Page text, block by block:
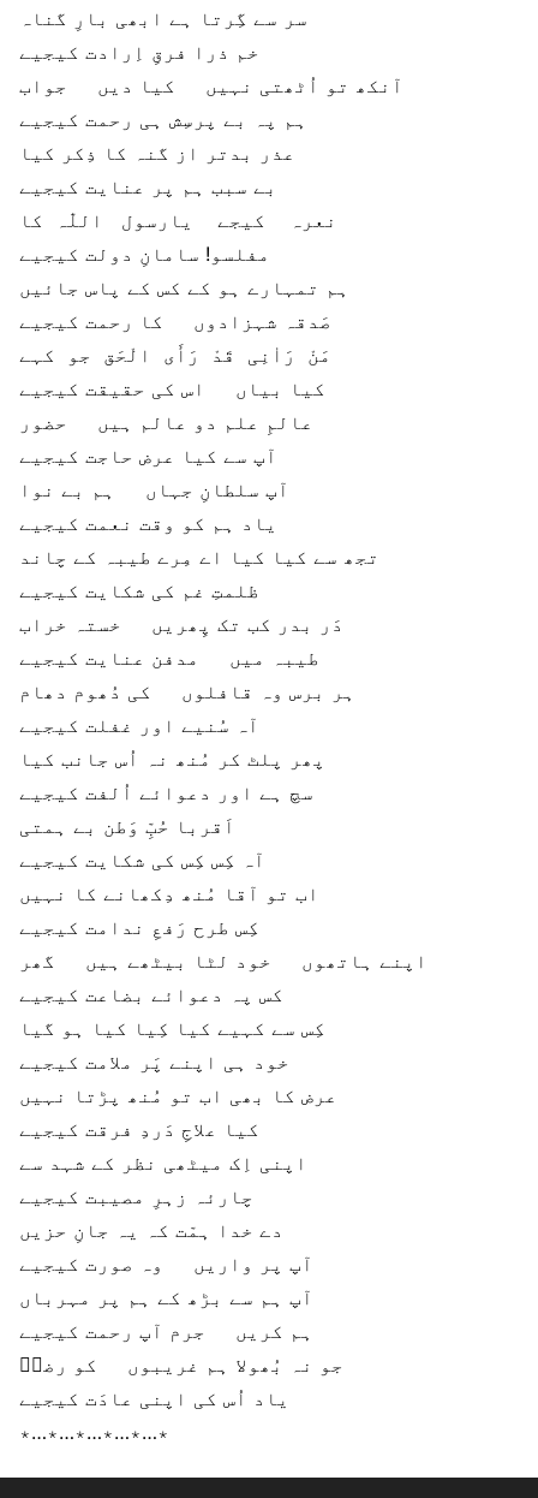
سر سے گِرتا ہے ابھی بارِ گناہ
خم ذرا فرقِ اِرادت کیجیے
آنکھ تو اُٹھتی نہیں کیا دیں جواب
ہم پہ بے پرسِش ہی رحمت کیجیے
عذر بدتر از گنہ کا ذِکر کیا
بے سبب ہم پر عنایت کیجیے
نعرہ کیجے یارسول اللّٰہ کا
مفلسو! سامانِ دولت کیجیے
صَدقہ شہزادوں کا رحمت کیجیے
مَنْ رَاٰنِی قَدْ رَأَی الْحَق جو کہے
کیا بیاں اس کی حقیقت کیجیے
عالمِ علم دو عالم ہیں حضور
آپ سے کیا عرض حاجت کیجیے
آپ سلطانِ جہاں ہم بے نوا
یاد ہم کو وقت نعمت کیجیے
تجھ سے کیا کیا اے مِرے طیبہ کے چاند
ظلمتِ غم کی شکایت کیجیے
دَر بدر کب تک پِھریں خستہ خراب
طیبہ میں مدفن عنایت کیجیے
ہر برس وہ قافلوں کی دُھوم دھام
آہ سُنیے اور غفلت کیجیے
پھر پلٹ کر مُنھ نہ اُس جانب کیا
سچ ہے اور دعوائے اُلفت کیجیے
اَقربا حُبِّ وَطن بے ہمتی
آہ کِس کِس کی شکایت کیجیے
کِس طرح رَفعِ ندامت کیجیے
اپنے ہاتھوں خود لٹا بیٹھے ہیں گھر
کس پہ دعوائے بضاعت کیجیے
کِس سے کہیے کیا کِیا کیا ہو گیا
خود ہی اپنے پَر ملامت کیجیے
کیا علاجِ دَردِ فرقت کیجیے
اپنی اِک میٹھی نظر کے شہد سے
چارئہ زہرِ مصیبت کیجیے
آپ پر واریں وہ صورت کیجیے
ہم کریں جرم آپ رحمت کیجیے
جو نہ بُھولا ہم غریبوں کو رضاؔ
یاد اُس کی اپنی عادَت کیجیے
٭…٭…٭…٭…٭…٭